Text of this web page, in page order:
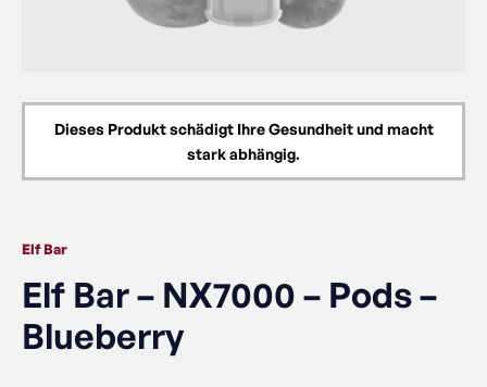
Dieses Produkt schädigt Ihre Gesundheit und macht
stark abhängig.
Elf Bar
Elf Bar – NX7000 – Pods –
Blueberry